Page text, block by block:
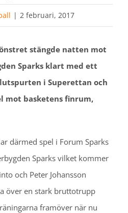
| 2 februari, 2017
stängde natten mot
Sparks klart med ett
i Superettan och
mot basketens finrum,
därmed spel i Forum Sparks
Sparks vilket kommer
och Peter Johansson
över en stark bruttotrupp
framöver när nu